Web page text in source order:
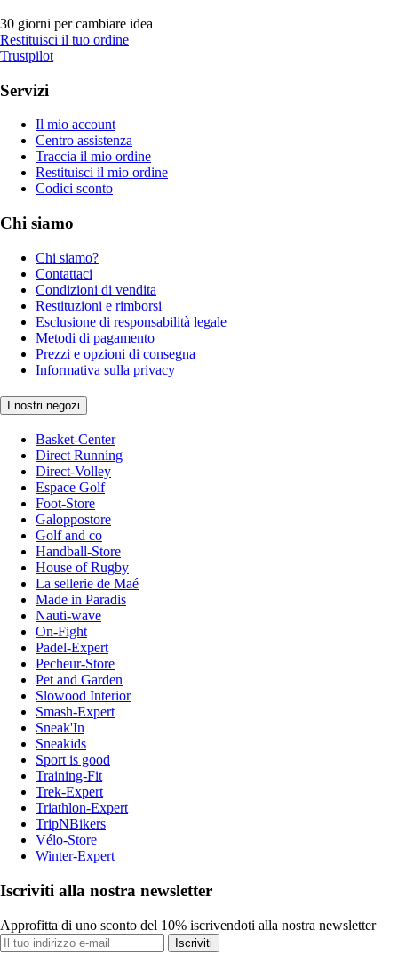
30 giorni per cambiare idea
Restituisci il tuo ordine
Trustpilot
Servizi
Il mio account
Centro assistenza
Traccia il mio ordine
Restituisci il mio ordine
Codici sconto
Chi siamo
Chi siamo?
Contattaci
Condizioni di vendita
Restituzioni e rimborsi
Esclusione di responsabilità legale
Metodi di pagamento
Prezzi e opzioni di consegna
Informativa sulla privacy
I nostri negozi
Basket-Center
Direct Running
Direct-Volley
Espace Golf
Foot-Store
Galoppostore
Golf and co
Handball-Store
House of Rugby
La sellerie de Maé
Made in Paradis
Nauti-wave
On-Fight
Padel-Expert
Pecheur-Store
Pet and Garden
Slowood Interior
Smash-Expert
Sneak'In
Sneakids
Sport is good
Training-Fit
Trek-Expert
Triathlon-Expert
TripNBikers
Vélo-Store
Winter-Expert
Iscriviti alla nostra newsletter
Approfitta di uno sconto del 10% iscrivendoti alla nostra newsletter
Iscriviti